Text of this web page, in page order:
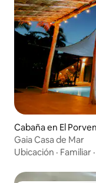
Cabaña en El
Gaia Casa de Mar
Ubicación · Familiar ·